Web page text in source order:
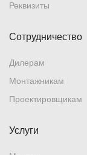
Реквизиты
Сотрудничество
Дилерам
Монтажникам
Проектировщикам
Услуги